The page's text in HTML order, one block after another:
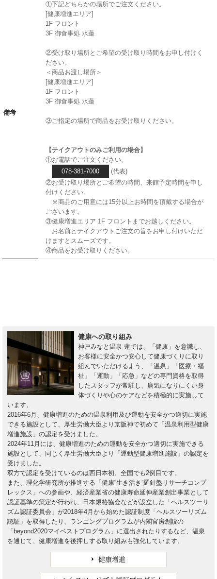
備考
①下記どちらかの場所でご注文ください。
[健康増進エリア]
1F フロント
3F 御食事処 水蓮
②受け取り場所とご希望の受け取り時間をお申し付けく
ださい。
＜商品お渡し場所＞
[健康増進エリア]
1F フロント
3F 御食事処 水蓮
③ご指定の場所で商品をお受け取りください。
【テイクアウトのみご利用の場合】
①お電話でご注文ください。
078-381-7000
(代表)
②お受け取り場所とご希望の時間、来館予定時間を申し
付けください。
※商品のご用意には15分以上お時間を頂戴する場合が
ございます。
③健康増進エリア 1F フロントまでお越しください。
お名前とテイクアウトご注文の旨をお申し付けいただ
けますとスムーズです。
④商品をお受け取りください。
健康への取り組み
神戸みなと温泉 蓮では、「健康」を意識し、
お客様に安全かつ安心して健康づくりに取り
組んでいただけるよう、「温泉」「医療・福
祉」「運動」「応急」などの専門資格を取得
したスタッフが常駐し、病気になりにくい身
体づくりや心のケアなどを積極的に実施して
います。
2016年6月、健康増進のための温泉利用及び運動を安全かつ適切に実施
できる施設として、厚生労働大臣より京阪神で初めて「温泉利用型健康
増進施設」の認定を受けました。
2024年11月には、健康増進のための運動を安全かつ適切に実施できる
施設として、同じく厚生労働大臣より「運動型健康増進施設」の認定を
受けました。
双方で認定を受けているのは西日本初、全国でも2例目です。
また、理化学研究所が推進する「健康“生き活き”羅針盤リサーチコンプ
レックス」への参画や、経済産業省の健康寿命延伸産業創出事業として
認証基準の策定が行われ、日本規格協会などが設立した「ヘルスツーリ
ズム認証委員会」が2018年4月から始めた認証制度「ヘルスツーリズム
認証」を取得したり、ランニングプログラムが内閣官房創設の
「beyond2020マイベストプログラム」に選出されたりするなど、温泉
を通じて、健康増進を後押しする取り組みも強化しています。